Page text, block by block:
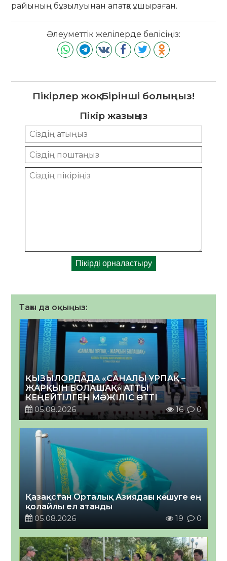
райының бұзылуынан апатқа ұшыраған.
Әлеуметтік желілерде бөлісіңіз:
Пікірлер жоқ. Бірінші болыңыз!
Пікір жазыңыз
Тағы да оқыңыз:
ҚЫЗЫЛОРДАДА «САНАЛЫ ҰРПАҚ –
ЖАРҚЫН БОЛАШАҚ» АТТЫ
КЕҢЕЙТІЛГЕН МӘЖІЛІС ӨТТІ
05.08.2026
16 0
Қазақстан Орталық Азиядағы көшуге ең
қолайлы ел атанды
05.08.2026
19 0